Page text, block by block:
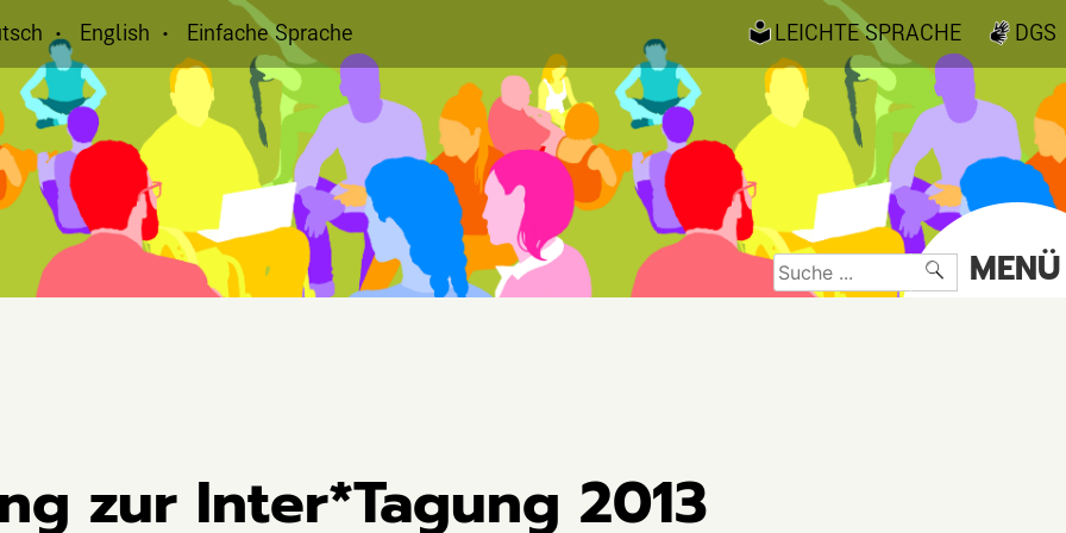
English Einfache Sprache DGS
LEICHTE SPRACHE
Suche
nach:
MENÜ
zur Inter*Tagung 2013